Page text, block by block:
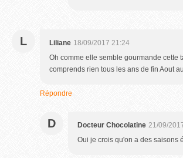
L Liliane 18/09/2017 21:24
Oh comme elle semble gourmande cette
comprends rien tous les ans de fin Aout
Répondre
D Docteur Chocolatine 21/09/
Oui je crois qu'on a des saisons